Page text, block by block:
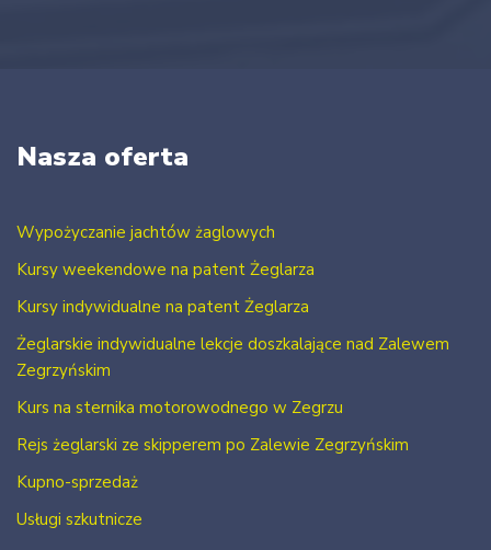
Nasza oferta
Wypożyczanie jachtów żaglowych
Kursy weekendowe na patent Żeglarza
Kursy indywidualne na patent Żeglarza
Żeglarskie indywidualne lekcje doszkalające nad Zalewem
Zegrzyńskim
Kurs na sternika motorowodnego w Zegrzu
Rejs żeglarski ze skipperem po Zalewie Zegrzyńskim
Kupno-sprzedaż
Usługi szkutnicze